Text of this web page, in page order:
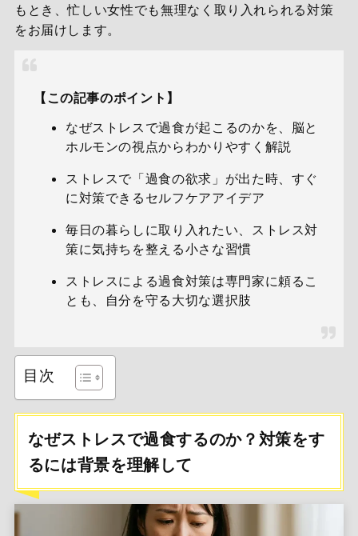
もとき、忙しい女性でも無理なく取り入れられる対策
をお届けします。
【この記事のポイント】
なぜストレスで過食が起こるのかを、脳と
ホルモンの視点からわかりやすく解説
ストレスで「過食の欲求」が出た時、すぐ
に対策できるセルフケアアイデア
毎日の暮らしに取り入れたい、ストレス対
策に気持ちを整える小さな習慣
ストレスによる過食対策は専門家に頼るこ
とも、自分を守る大切な選択肢
目次
なぜストレスで過食するのか？対策をす
るには背景を理解して